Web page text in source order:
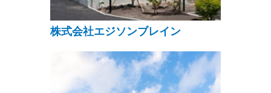
株式会社エジソンブレイン